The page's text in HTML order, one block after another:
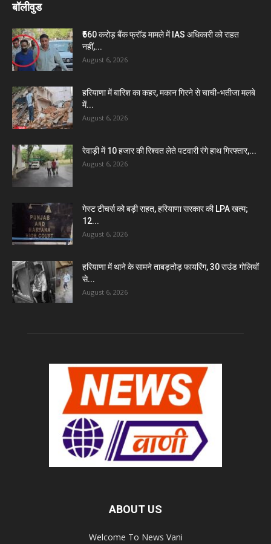
बॉलीवुड
₹560 करोड़ बैंक फ्रॉड मामले में IAS अधिकारी को राहत
नहीं,...
August 6, 2026
हरियाणा में बारिश का कहर, मकान गिरने से चाची-भतीजा मलबे
में...
August 6, 2026
रेवाड़ी में 10 हजार की रिश्वत लेते पटवारी रंगे हाथ गिरफ्तार,...
August 6, 2026
गेस्ट टीचर्स को बड़ी राहत, हरियाणा सरकार की LPA खत्म;
12...
August 6, 2026
हरियाणा में थाने के सामने ताबड़तोड़ फायरिंग, 30 राउंड गोलियों
से...
August 6, 2026
ABOUT US
Welcome To News Vani